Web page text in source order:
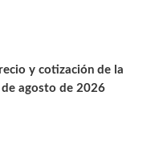
y cotización de la
agosto de 2026